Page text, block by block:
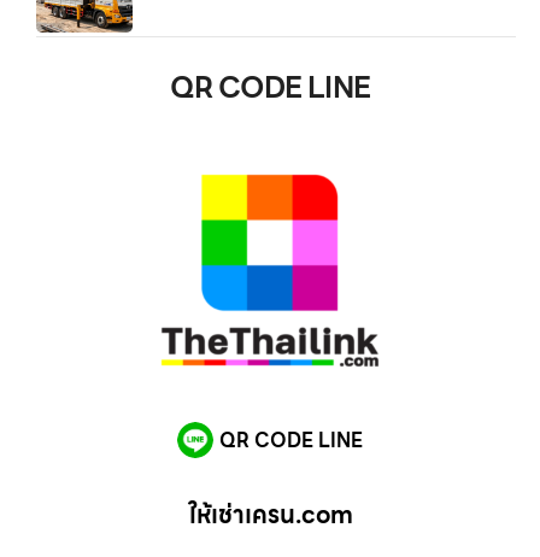
QR CODE LINE
QR CODE LINE
ให้เช่าเครน.com